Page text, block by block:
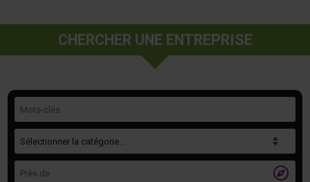
CHERCHER UNE ENTREPRISE
